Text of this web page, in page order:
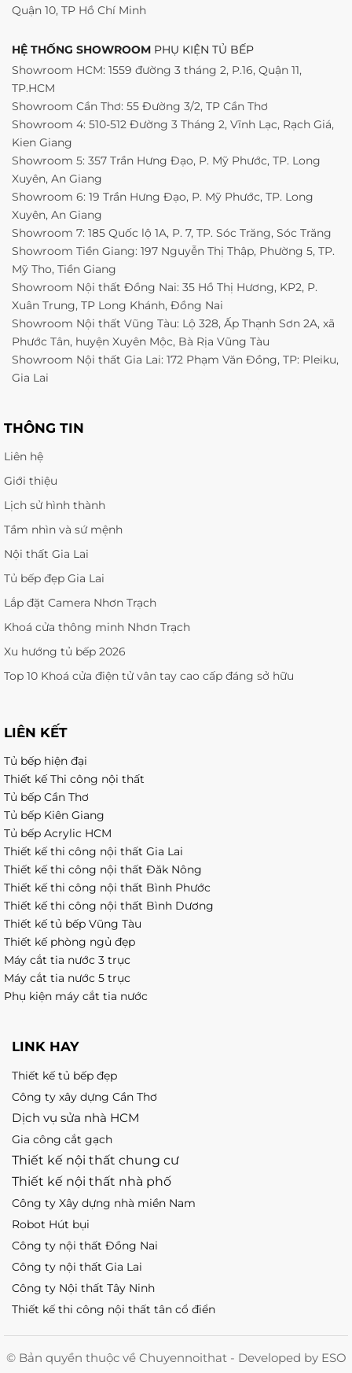
Quận 10, TP Hồ Chí Minh
HỆ THỐNG SHOWROOM PHỤ KIỆN TỦ BẾP
Showroom HCM: 1559 đường 3 tháng 2, P.16, Quận 11,
TP.HCM
Showroom Cần Thơ: 55 Đường 3/2, TP Cần Thơ
Showroom 4: 510-512 Đường 3 Tháng 2, Vĩnh Lạc, Rạch Giá,
Kien Giang
Showroom 5: 357 Trần Hưng Đạo, P. Mỹ Phước, TP. Long
Xuyên, An Giang
Showroom 6: 19 Trần Hưng Đạo, P. Mỹ Phước, TP. Long
Xuyên, An Giang
Showroom 7: 185 Quốc lộ 1A, P. 7, TP. Sóc Trăng, Sóc Trăng
Showroom Tiền Giang: 197 Nguyễn Thị Thập, Phường 5, TP.
Mỹ Tho, Tiền Giang
Showroom Nội thất Đồng Nai: 35 Hồ Thị Hương, KP2, P.
Xuân Trung, TP Long Khánh, Đồng Nai
Showroom Nội thất Vũng Tàu: Lộ 328, Ấp Thạnh Sơn 2A, xã
Phước Tân, huyện Xuyên Mộc, Bà Rịa Vũng Tàu
Showroom Nội thất Gia Lai: 172 Phạm Văn Đồng, TP: Pleiku,
Gia Lai
THÔNG TIN
Liên hệ
Giới thiệu
Lịch sử hình thành
Tầm nhìn và sứ mệnh
Nội thất Gia Lai
Tủ bếp đẹp Gia Lai
Lắp đặt Camera Nhơn Trạch
Khoá cửa thông minh Nhơn Trạch
Xu hướng tủ bếp 2026
Top 10 Khoá cửa điện tử vân tay cao cấp đáng sở hữu
LIÊN KẾT
Tủ bếp hiện đại
Thiết kế Thi công nội thất
Tủ bếp Cần Thơ
Tủ bếp Kiên Giang
Tủ bếp Acrylic HCM
Thiết kế thi công nội thất Gia Lai
Thiết kế thi công nội thất Đăk Nông
Thiết kế thi công nội thất Bình Phước
Thiết kế thi công nội thất Bình Dương
Thiết kế tủ bếp Vũng Tàu
Thiết kế phòng ngủ đẹp
Máy cắt tia nước 3 trục
Máy cắt tia nước 5 trục
Phụ kiện máy cắt tia nước
LINK HAY
Thiết kế tủ bếp đẹp
Công ty xây dựng Cần Thơ
Dịch vụ sửa nhà HCM
Gia công cắt gạch
Thiết kế nội thất chung cư
Thiết kế nội thất nhà phố
Công ty Xây dựng nhà miền Nam
Robot Hút bụi
Công ty nội thất Đồng Nai
Công ty nội thất Gia Lai
Công ty Nội thất Tây Ninh
Thiết kế thi công nội thất tân cổ điển
© Bản quyền thuộc về Chuyennoithat - Developed by ESO